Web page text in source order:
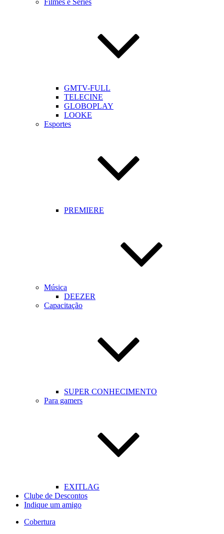
Filmes e Séries
GMTV-FULL
TELECINE
GLOBOPLAY
LOOKE
Esportes
PREMIERE
Música
DEEZER
Capacitação
SUPER CONHECIMENTO
Para gamers
EXITLAG
Clube de Descontos
Indique um amigo
Cobertura